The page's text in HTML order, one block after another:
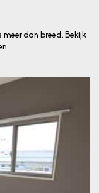
dan breed. Bekijk